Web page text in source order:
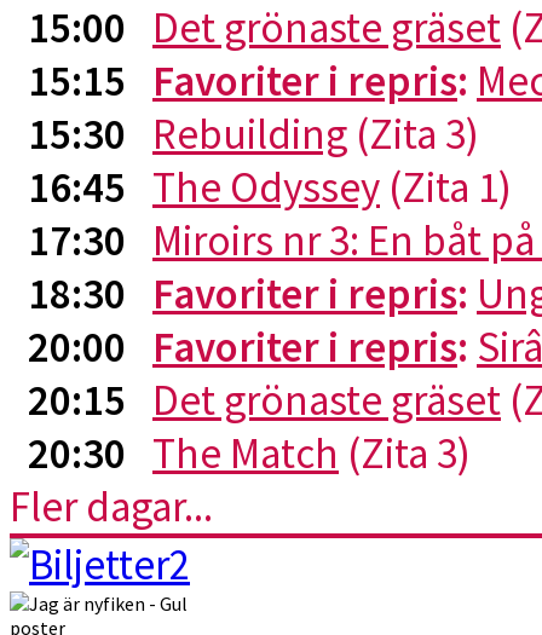
15:00 Det grönaste gräset
15:15 Favoriter i repris:
15:30 Rebuilding (Zita 3)
16:45 The Odyssey (Zita 1)
17:30 Miroirs nr 3: En båt
18:30 Favoriter i repris:
20:00 Favoriter i repris:
20:15 Det grönaste gräset
20:30 The Match (Zita 3)
Fler dagar...